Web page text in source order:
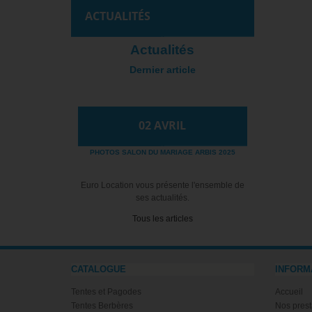
ACTUALITÉS
Actualités
Dernier article
02AVRIL
PHOTOS SALON DU MARIAGE ARBIS 2025
Euro Location vous présente l'ensemble de
ses actualités.
Tous les articles
CATALOGUE
Tentes et Pagodes
Tentes Berbères
Accueil
Nos